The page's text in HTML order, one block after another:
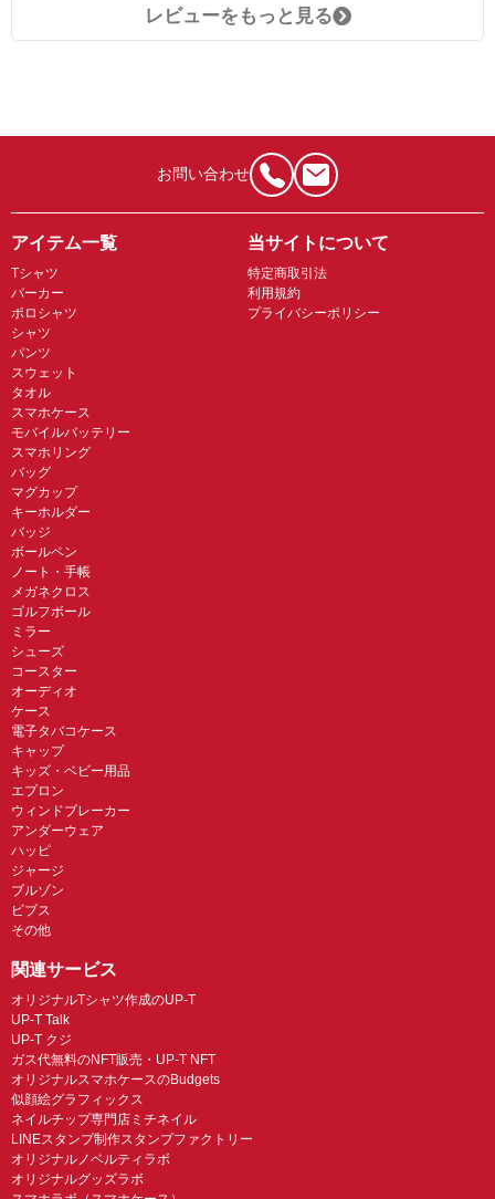
レビューをもっと見る
お問い合わせ
アイテム一覧
Tシャツ
パーカー
ポロシャツ
シャツ
パンツ
スウェット
タオル
スマホケース
モバイルバッテリー
スマホリング
バッグ
マグカップ
キーホルダー
バッジ
ボールペン
ノート・手帳
メガネクロス
ゴルフボール
ミラー
シューズ
コースター
オーディオ
ケース
電子タバコケース
キャップ
キッズ・ベビー用品
エプロン
ウィンドブレーカー
アンダーウェア
ハッピ
ジャージ
ブルゾン
ビブス
その他
当サイトについて
特定商取引法
利用規約
プライバシーポリシー
関連サービス
オリジナルTシャツ作成のUP-T
UP-T Talk
UP-T クジ
ガス代無料のNFT販売・UP-T NFT
オリジナルスマホケースのBudgets
似顔絵グラフィックス
ネイルチップ専門店ミチネイル
LINEスタンプ制作スタンプファクトリー
オリジナルノベルティラボ
オリジナルグッズラボ